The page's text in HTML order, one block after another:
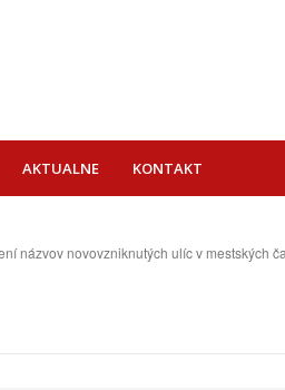
AKTUALNE KONTAKT
novovzniknutých ulíc v mestských